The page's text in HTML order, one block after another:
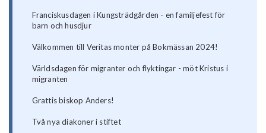
Franciskusdagen i Kungsträdgården - en familjefest för
barn och husdjur
Välkommen till Veritas monter på Bokmässan 2024!
Världsdagen för migranter och flyktingar - möt Kristus i
migranten
Grattis biskop Anders!
Två nya diakoner i stiftet